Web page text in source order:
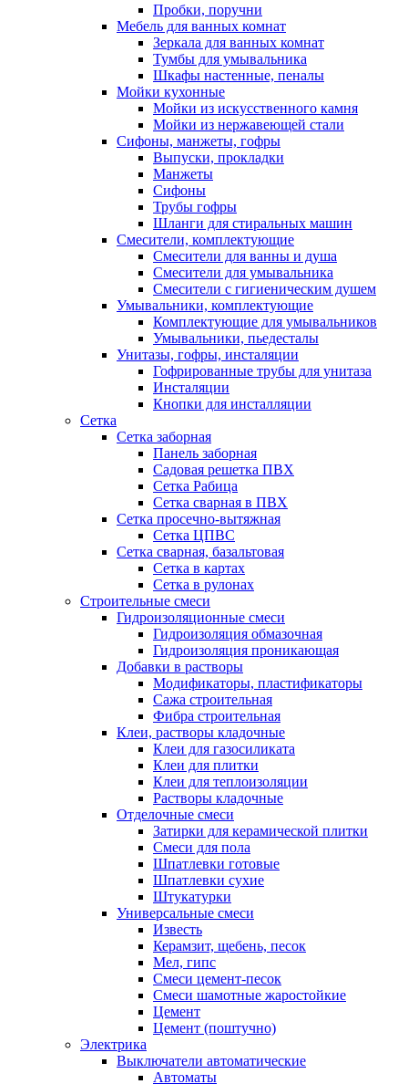
Пробки, поручни
Мебель для ванных комнат
Зеркала для ванных комнат
Тумбы для умывальника
Шкафы настенные, пеналы
Мойки кухонные
Мойки из искусственного камня
Мойки из нержавеющей стали
Сифоны, манжеты, гофры
Выпуски, прокладки
Манжеты
Сифоны
Трубы гофры
Шланги для стиральных машин
Смесители, комплектующие
Смесители для ванны и душа
Смесители для умывальника
Смесители с гигиеническим душем
Умывальники, комплектующие
Комплектующие для умывальников
Умывальники, пьедесталы
Унитазы, гофры, инсталяции
Гофрированные трубы для унитаза
Инсталяции
Кнопки для инсталляции
Сетка
Сетка заборная
Панель заборная
Садовая решетка ПВХ
Сетка Рабица
Сетка сварная в ПВХ
Сетка просечно-вытяжная
Сетка ЦПВС
Сетка сварная, базальтовая
Сетка в картах
Сетка в рулонах
Строительные смеси
Гидроизоляционные смеси
Гидроизоляция обмазочная
Гидроизоляция проникающая
Добавки в растворы
Модификаторы, пластификаторы
Сажа строительная
Фибра строительная
Клеи, растворы кладочные
Клеи для газосиликата
Клеи для плитки
Клеи для теплоизоляции
Растворы кладочные
Отделочные смеси
Затирки для керамической плитки
Смеси для пола
Шпатлевки готовые
Шпатлевки сухие
Штукатурки
Универсальные смеси
Известь
Керамзит, щебень, песок
Мел, гипс
Смеси цемент-песок
Смеси шамотные жаростойкие
Цемент
Цемент (поштучно)
Электрика
Выключатели автоматические
Автоматы